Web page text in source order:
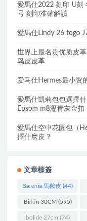
愛馬仕2022 刻印 U刻
号 刻印准確解讀
愛馬仕Lindy 26 togo
世界上最名贵优质皮
鸟皮皮革
爱马仕Hermes最小资
愛馬仕凱莉包包選擇
Epsom m8瀝青灰金扣
愛馬仕空中花園包（
擇什麽皮？
文章標簽
Barenia 馬鞍皮 (44)
Birkin 30CM (595)
bolide 27cm (74)